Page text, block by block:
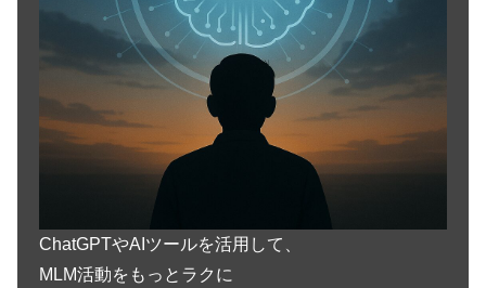
ChatGPTやAIツールを活用して、
MLM活動をもっとラクに